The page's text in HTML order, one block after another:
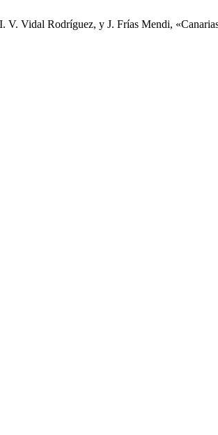
Vidal Rodríguez, y J. Frías Mendi,